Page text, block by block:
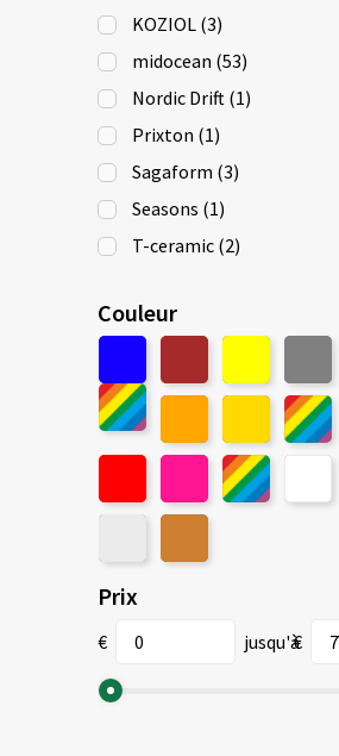
KOZIOL (3)
midocean (53)
Nordic Drift (1)
Prixton (1)
Sagaform (3)
Seasons (1)
T-ceramic (2)
Vinga
Couleur
Prix
€ jusqu'à
€